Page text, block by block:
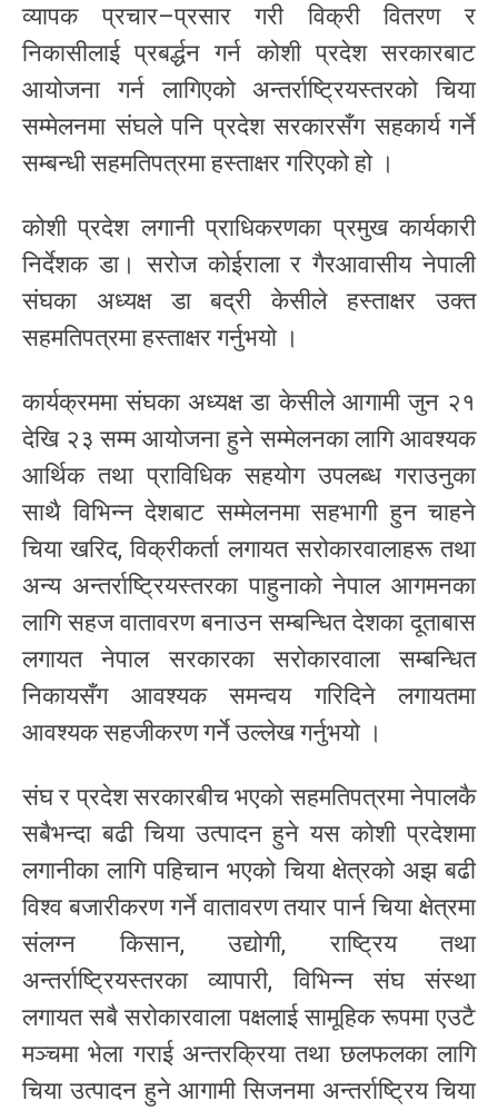
व्यापक प्रचार–प्रसार गरी विक्री वितरण र
निकासीलाई प्रबर्द्धन गर्न कोशी प्रदेश सरकारबाट
आयोजना गर्न लागिएको अन्तर्राष्ट्रियस्तरको चिया
सम्मेलनमा संघले पनि प्रदेश सरकारसँग सहकार्य गर्ने
सम्बन्धी सहमतिपत्रमा हस्ताक्षर गरिएको हो ।
कोशी प्रदेश लगानी प्राधिकरणका प्रमुख कार्यकारी
निर्देशक डा। सरोज कोईराला र गैरआवासीय नेपाली
संघका अध्यक्ष डा बद्री केसीले हस्ताक्षर उक्त
सहमतिपत्रमा हस्ताक्षर गर्नुभयो ।
कार्यक्रममा संघका अध्यक्ष डा केसीले आगामी जुन २१
देखि २३ सम्म आयोजना हुने सम्मेलनका लागि आवश्यक
आर्थिक तथा प्राविधिक सहयोग उपलब्ध गराउनुका
साथै विभिन्न देशबाट सम्मेलनमा सहभागी हुन चाहने
चिया खरिद, विक्रीकर्ता लगायत सरोकारवालाहरू तथा
अन्य अन्तर्राष्ट्रियस्तरका पाहुनाको नेपाल आगमनका
लागि सहज वातावरण बनाउन सम्बन्धित देशका दूताबास
लगायत नेपाल सरकारका सरोकारवाला सम्बन्धित
निकायसँग आवश्यक समन्वय गरिदिने लगायतमा
आवश्यक सहजीकरण गर्ने उल्लेख गर्नुभयो ।
संघ र प्रदेश सरकारबीच भएको सहमतिपत्रमा नेपालकै
सबैभन्दा बढी चिया उत्पादन हुने यस कोशी प्रदेशमा
लगानीका लागि पहिचान भएको चिया क्षेत्रको अझ बढी
विश्व बजारीकरण गर्ने वातावरण तयार पार्न चिया क्षेत्रमा
संलग्न किसान, उद्योगी, राष्ट्रिय तथा
अन्तर्राष्ट्रियस्तरका व्यापारी, विभिन्न संघ संस्था
लगायत सबै सरोकारवाला पक्षलाई सामूहिक रूपमा एउटै
मञ्चमा भेला गराई अन्तरक्रिया तथा छलफलका लागि
चिया उत्पादन हुने आगामी सिजनमा अन्तर्राष्ट्रिय चिया